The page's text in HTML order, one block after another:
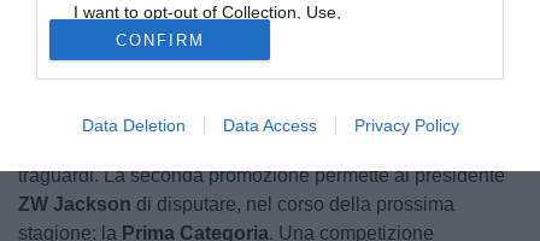
I want to opt-out of Collection, Use,
Retention, Sale, and/or Sharing of my
Personal Data that Is Unrelated with the
Purposes for which it was collected.
Opted Out
CONFIRM
Data Deletion Data Access Privacy Policy
aveva deciso di "scendere in campo" in seguito
all'esonero di DarioHubner
traguardi. La seconda promozione permette al presidente
ZW Jackson di disputare, nel corso della prossima
stagione: la Prima Categoria. Una competizione